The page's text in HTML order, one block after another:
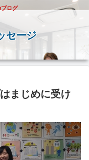
ログ
セージ
まじめに受け